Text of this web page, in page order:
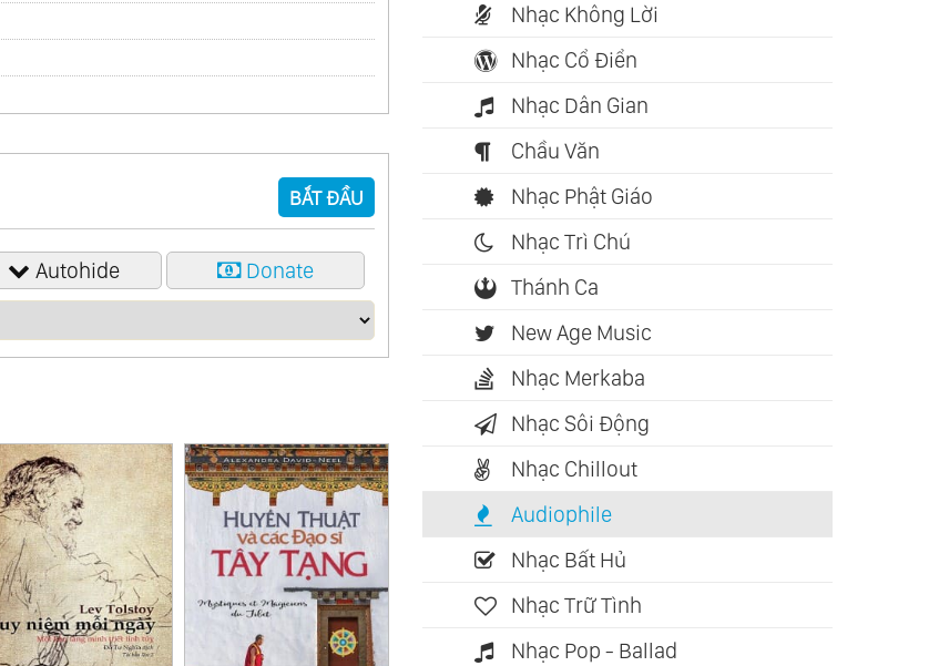
BẮT ĐẦU
Autohide Donate
Nhạc Không Lời
Nhạc Cổ Điển
Nhạc Dân Gian
Chầu Văn
Nhạc Phật Giáo
Nhạc Trì Chú
Thánh Ca
New Age Music
Nhạc Merkaba
Nhạc Sôi Động
Nhạc Chillout
Audiophile
Nhạc Bất Hủ
Nhạc Trữ Tình
Nhạc Pop - Ballad